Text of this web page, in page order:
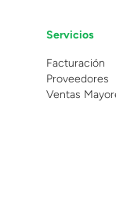
Servicios
Facturación
Proveedores
Ventas